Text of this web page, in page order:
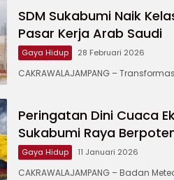
SDM Sukabumi Naik
Pasar Kerja Arab Saudi
Gaya Hidup 28 Februari 2026
CAKRAWALAJAMPANG –
Peringatan Dini Cuaca
Sukabumi Raya
Gaya Hidup 11 Januari 2026
CAKRAWALAJAMPANG – Badan